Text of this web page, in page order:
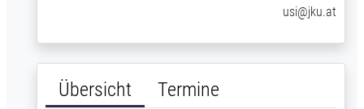
Übersicht Termine
usi@jku.at